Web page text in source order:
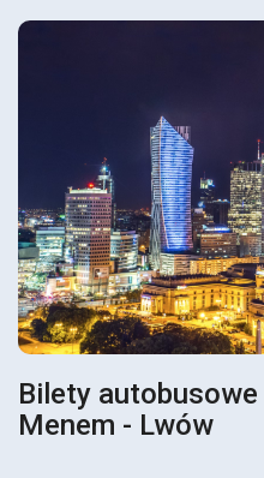
Bilety
Menem - Lwów